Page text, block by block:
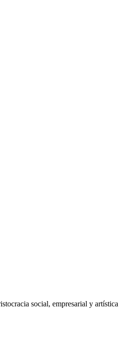
social, empresarial y artística